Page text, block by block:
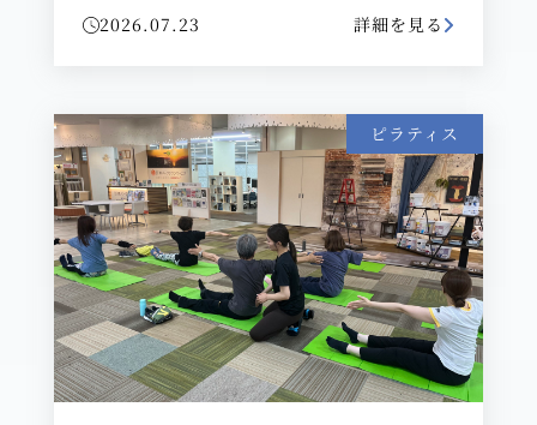
2026.07.23 詳細を見る
ピラティス